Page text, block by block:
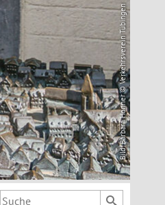
Bild: Barbara Honner © Verkehrsverein Tübingen
Suchbegriff